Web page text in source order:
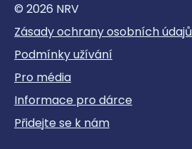
© 2026 NRV
Zásady ochrany osobních údajů
Podmínky užívání
Pro média
Informace pro dárce
Přidejte se k nám